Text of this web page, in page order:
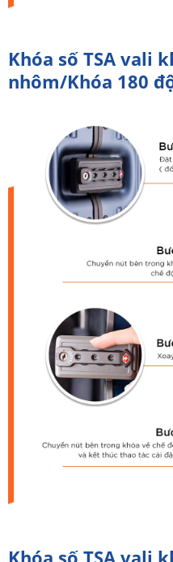
Khóa số TSA vali
nhôm/Khóa 180
Khóa số TSA vali